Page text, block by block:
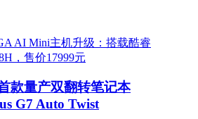
款量产双翻转笔记本
G7 Auto Twist